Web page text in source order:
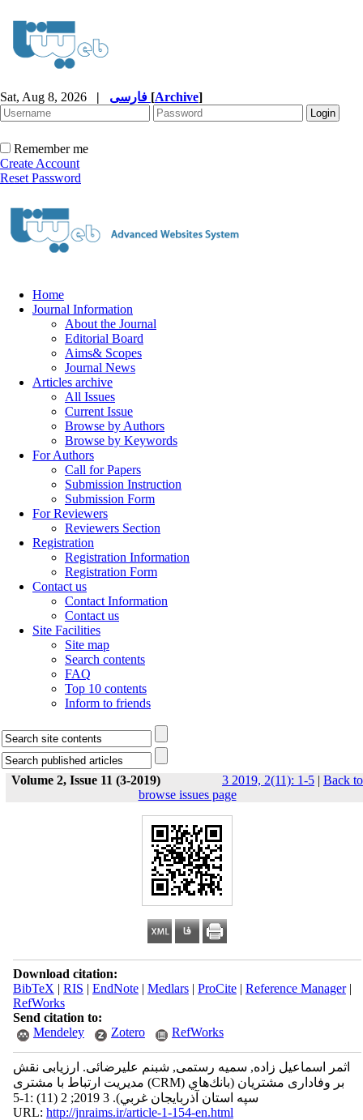
Sat, Aug 8, 2026 | [Archive]
Remember me
Create Account
Reset Password
Home
Journal Information
About the Journal
Editorial Board
Aims& Scopes
Journal News
Articles archive
All Issues
Current Issue
Browse by Authors
Browse by Keywords
For Authors
Call for Papers
Submission Instruction
Submission Form
For Reviewers
Reviewers Section
Registration
Registration Information
Registration Form
Contact us
Contact Information
Contact us
Site Facilities
Site map
Search contents
FAQ
Top 10 contents
Inform to friends
Volume 2, Issue 11 (3-2019) 3 2019, 2(11): 1-5 | Back to
browse issues page
Download citation:
BibTeX | RIS | EndNote| Medlars| ProCite| Reference Manager|
RefWorks
Send citation to:
Mendeley
Zotero RefWorks
اثمر اسماعیل زاده, سمیه رستمی, شبنم علیرضائی. ارزیابی نقش
مدیریت ارتباط با مشتری (CRM) بر وفاداری مشتريان (بانك‌هاي
سپه استان آذربایجان غربي). 3 2019; 2 (11) :1-5
URL: http://jnraims.ir/article-1-154-en.html